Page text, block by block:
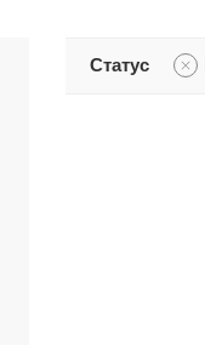
Статус